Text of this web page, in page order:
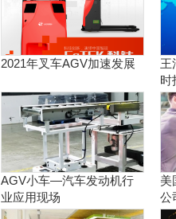
2021年叉车AGV加速发展
王
时
术
AGV小车—汽车发动机行
业应用现场
美
公
的